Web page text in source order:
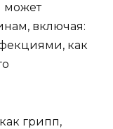
может
включая:
как
грипп,